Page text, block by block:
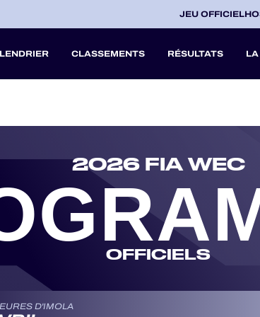
JEU OFFICIEL
CLASSEMENTS RÉSULTATS
2026 FIA WEC
OFFICIELS
D'IMOLA